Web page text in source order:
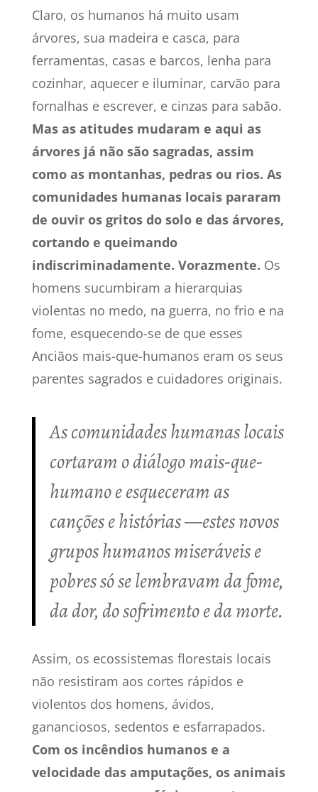
Claro, os humanos há muito usam
árvores, sua madeira e casca, para
ferramentas, casas e barcos, lenha para
cozinhar, aquecer e iluminar, carvão para
fornalhas e escrever, e cinzas para sabão.
Mas as atitudes mudaram e aqui as
árvores já não são sagradas, assim
como as montanhas, pedras ou rios. As
comunidades humanas locais pararam
de ouvir os gritos do solo e das árvores,
cortando e queimando
indiscriminadamente. Vorazmente. Os
homens sucumbiram a hierarquias
violentas no medo, na guerra, no frio e na
fome, esquecendo-se de que esses
Anciãos mais-que-humanos eram os seus
parentes sagrados e cuidadores originais.
As comunidades humanas locais
cortaram o diálogo mais-que-
humano e esqueceram as
canções e histórias —estes novos
grupos humanos miseráveis ​​e
pobres só se lembravam da fome,
da dor, do sofrimento e da morte.
Assim, os ecossistemas florestais locais
não resistiram aos cortes rápidos e
violentos dos homens, ávidos,
gananciosos, sedentos e esfarrapados.
Com os incêndios humanos e a
velocidade das amputações, os animais